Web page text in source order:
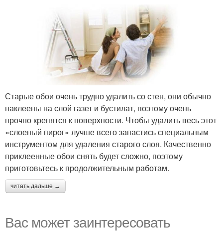
Старые обои очень трудно удалить со стен, они обычно
наклеены на слой газет и бустилат, поэтому очень
прочно крепятся к поверхности. Чтобы удалить весь этот
«слоеный пирог» лучше всего запастись специальным
инструментом для удаления старого слоя. Качественно
приклеенные обои снять будет сложно, поэтому
приготовьтесь к продолжительным работам.
читать дальше →
Вас может заинтересовать